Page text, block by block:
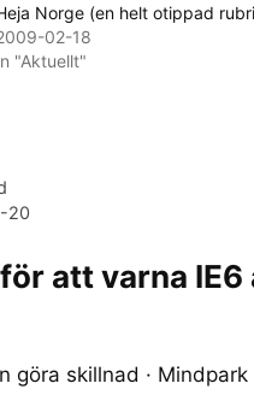
Norge (en helt otippad
02-18
"Aktuellt"
20
att varna IE6
göra skillnad · Mindpark